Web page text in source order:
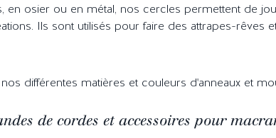
osier ou en métal, nos cercles permettent de
Ils sont utilisés pour faire des attrapes-rêves
différentes matières et couleurs d'anneaux et
de cordes et accessoires pour